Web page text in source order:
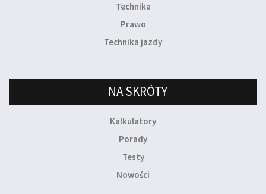
Technika
Prawo
Technika jazdy
NA SKRÓTY
Kalkulatory
Porady
Testy
Nowości